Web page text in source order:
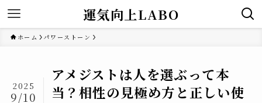
運気向上LABO
ホーム パワーストーン
アメジストは人を選ぶって本
当？相性の見極め方と正しい使
2025
9/10